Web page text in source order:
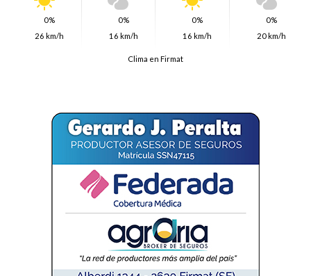
0%
26 km/h
0%
16 km/h
0%
16 km/h
0%
20 km/h
Clima en Firmat